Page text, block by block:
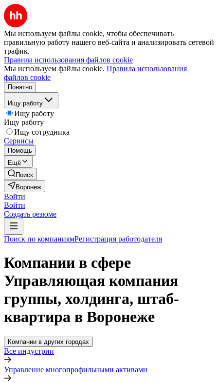
Мы используем файлы cookie, чтобы обеспечивать
правильную работу нашего веб-сайта и анализировать сетевой
трафик.
Правила использования файлов cookie
Мы используем файлы cookie. Правила использования
файлов cookie
Понятно
Ищу работу
Ищу работу
Ищу работу
Ищу сотрудника
Сервисы
Помощь
Ещё
Поиск
Воронеж
Войти
Войти
Создать резюме
Поиск по компаниямРегистрация работодателя
Компании в сфере
Управляющая компания
группы, холдинга, штаб-
квартира в Воронеже
Компании в других городах
Все индустрии
Управление многопрофильными активами